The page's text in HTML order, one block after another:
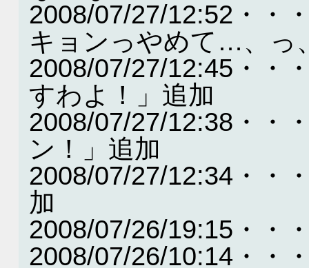
2008/07/27/12:52・・
キョンっやめて…、
2008/07/27/12:45・・
すわよ！」追加
2008/07/27/12:38・・
ン！」追加
2008/07/27/12:34・
加
2008/07/26/19:15・・
2008/07/26/10:14・・